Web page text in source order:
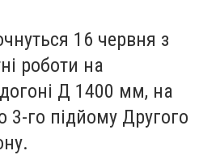
16 червня з
роботи на
Д 1400 мм, на
3-го підйому Другого